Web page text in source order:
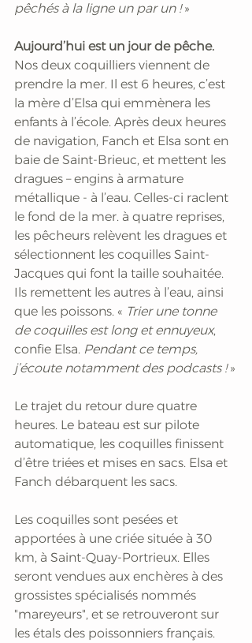
pêchés à la ligne un par un ! »
Aujourd’hui est un jour de pêche.
Nos deux coquilliers viennent de
prendre la mer. Il est 6 heures, c’est
la mère d’Elsa qui emmènera les
enfants à l’école. Après deux heures
de navigation, Fanch et Elsa sont en
baie de Saint-Brieuc, et mettent les
dragues – engins à armature
métallique - à l’eau. Celles-ci raclent
le fond de la mer. à quatre reprises,
les pêcheurs relèvent les dragues et
sélectionnent les coquilles Saint-
Jacques qui font la taille souhaitée.
Ils remettent les autres à l’eau, ainsi
que les poissons. « Trier une tonne
de coquilles est long et ennuyeux,
confie Elsa. Pendant ce temps,
j’écoute notamment des podcasts ! »
Le trajet du retour dure quatre
heures. Le bateau est sur pilote
automatique, les coquilles finissent
d’être triées et mises en sacs. Elsa et
Fanch débarquent les sacs.
Les coquilles sont pesées et
apportées à une criée située à 30
km, à Saint-Quay-Portrieux. Elles
seront vendues aux enchères à des
grossistes spécialisés nommés
"mareyeurs", et se retrouveront sur
les étals des poissonniers français.